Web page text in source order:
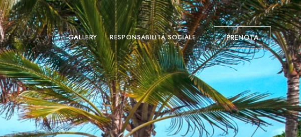
GALLERY
RESPONSABILITÀ SOCIALE PRENOTA